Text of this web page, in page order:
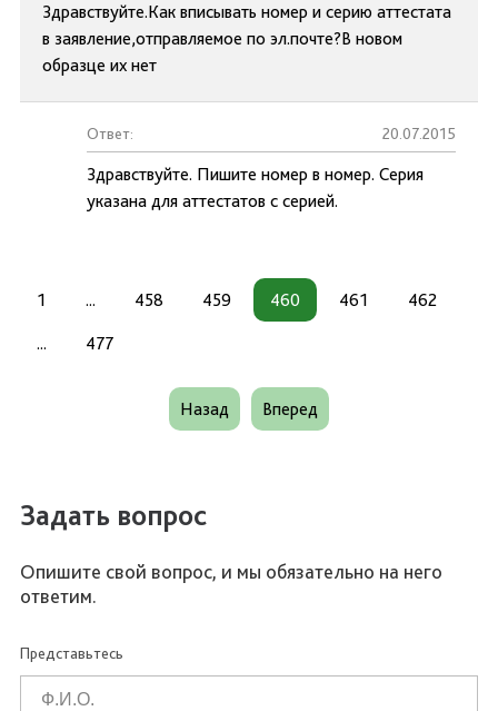
Здравствуйте.Как вписывать номер и серию аттестата
в заявление,отправляемое по эл.почте?В новом
образце их нет
Ответ: 20.07.2015
Здравствуйте. Пишите номер в номер. Серия
указана для аттестатов с серией.
1 ... 458 459 460 461 462
... 477
Назад Вперед
Задать вопрос
Опишите свой вопрос, и мы обязательно на него
ответим.
Представьтесь